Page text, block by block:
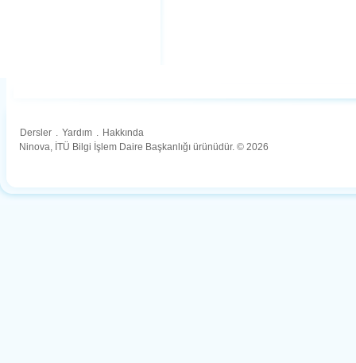
Dersler . Yardım . Hakkında
Ninova, İTÜ Bilgi İşlem Daire Başkanlığı ürünüdür. © 2026